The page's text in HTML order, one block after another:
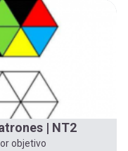
| NT2
objetivo